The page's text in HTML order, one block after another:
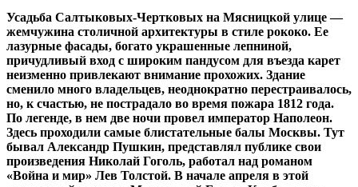
Усадьба Салтыковых-Чертковых на Мясницкой улице —
жемчужина столичной архитектуры в стиле рококо. Ее
лазурные фасады, богато украшенные лепниной,
причудливый вход с широким пандусом для въезда карет
неизменно привлекают внимание прохожих. Здание
сменило много владельцев, неоднократно перестраивалось,
но, к счастью, не пострадало во время пожара 1812 года.
По легенде, в нем две ночи провел император Наполеон.
Здесь проходили самые блистательные балы Москвы. Тут
бывал Александр Пушкин, представлял публике свои
произведения Николай Гоголь, работал над романом
«Война и мир» Лев Толстой. В начале апреля в этой